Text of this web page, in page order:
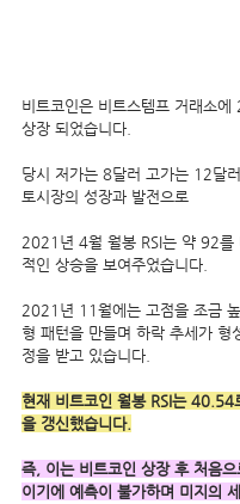
비트코인은 비트스템프 거래소
상장 되었습니다.
당시 저가는 8달러 고가는 12달
토시장의 성장과 발전으로
2021년 4월 월봉 RSI는 약 92를
적인 상승을 보여주었습니다.
2021년 11월에는 고점을 조금
형 패턴을 만들며 하락 추세가 형
정을 받고 있습니다.
현재 비트코인 월봉 RSI는 40.54
을 갱신했습니다.
즉, 이는 비트코인 상장 후 처음
이기에 예측이 불가하며 미지의